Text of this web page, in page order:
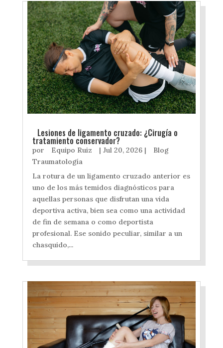
Lesiones de ligamento cruzado: ¿Cirugía o
tratamiento conservador?
por Equipo Ruiz | Jul 20, 2026|
Blog
Traumatología
La rotura de un ligamento cruzado anterior es
uno de los más temidos diagnósticos para
aquellas personas que disfrutan una vida
deportiva activa, bien sea como una actividad
de fin de semana o como deportista
profesional. Ese sonido peculiar, similar a un
chasquido,...